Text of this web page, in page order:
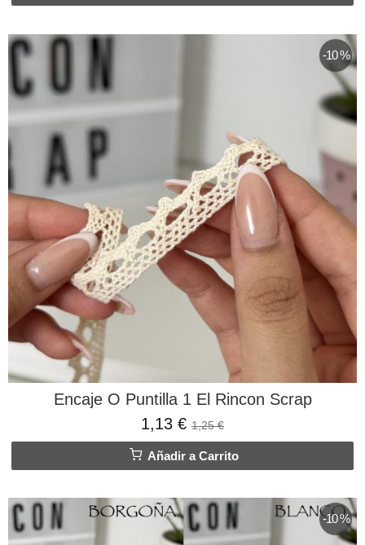
-10 %
Encaje O Puntilla 1 El Rincon Scrap
1,13 € 1,25 €
Añadir a Carrito
-10 %